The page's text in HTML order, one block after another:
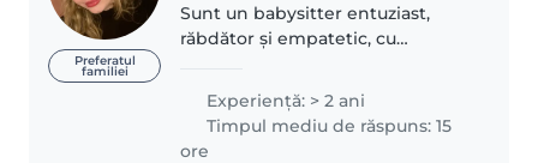
Preferatul
familiei
Sunt un babysitter entuziast,
răbdător și empatetic, cu
vârstele, de la bebeluși până la
adolescenți. am abilități practice..
Experienţă: > 2 ani
Timpul mediu de răspuns: 15
ore